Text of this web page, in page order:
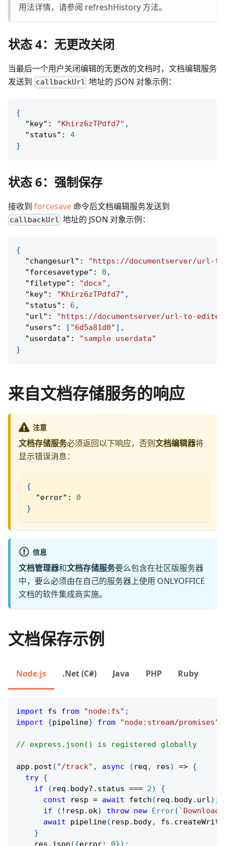
用法详情，请参阅 refreshHistory 方法。
状态 4：无更改关闭
当最后一个用户关闭编辑的无更改的文档时，文档编辑服务
发送到 callbackUrl 地址的 JSON 对象示例：
{
"key" : "Khirz6zTPdfd7" ,
"status" :
4
}
状态 6：强制保存
接收到 forcesave命令后文档编辑服务发送到
callbackUrl 地址的 JSON 对象示例：
{
"changesurl" :
"https://documentserver/url-
"forcesavetype" : 0 ,
"filetype" : "docx" ,
"key" : "Khirz6zTPdfd7" ,
"status" : 6 ,
"url" :
"https://documentserver/url-to-edited-
"users" : [ "6d5a81d0" ] ,
"userdata" :
"sample userdata"
}
来自文档存储服务的响应
注意
文档存储服务必须返回以下响应，否则文档编辑器将
显示错误消息：
{
"error" :
0
}
信息
文档管理器和文档存储服务要么包含在社区版服务器
中，要么必须由在自己的服务器上使用 ONLYOFFICE
文档的软件集成商实施。
文档保存示例
Node.js .Net (C#) Java PHP Ruby
import fs from "node:fs" ;
import
{pipeline} from "node:stream/promises"
// express.json() is registered globally
app . post ( "/track" , async ( req , res) => {
try {
if
( req . body?. status === 2)
{
const resp = await fetch ( req . body. url) ;
if
( ! resp . ok) throw new Error( `
await
pipeline( resp . body, fs .
}
    res
. json ({error: 0}) ;